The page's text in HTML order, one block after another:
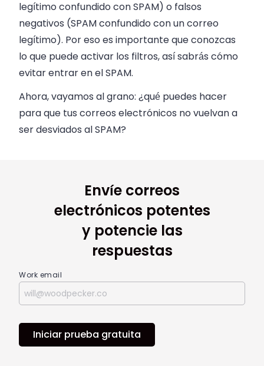
legítimo confundido con SPAM) o falsos
negativos (SPAM confundido con un correo
legítimo). Por eso es importante que conozcas
lo que puede activar los filtros, así sabrás cómo
evitar entrar en el SPAM.
Ahora, vayamos al grano: ¿qué puedes hacer
para que tus correos electrónicos no vuelvan a
ser desviados al SPAM?
Envíe correos
electrónicos potentes
y potencie las
respuestas
Work email
Iniciar prueba gratuita